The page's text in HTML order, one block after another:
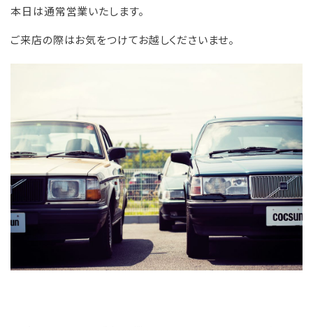
本日は通常営業いたします。
ご来店の際はお気をつけてお越しくださいませ。